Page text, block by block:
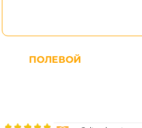
ПОЛЕВОЙ